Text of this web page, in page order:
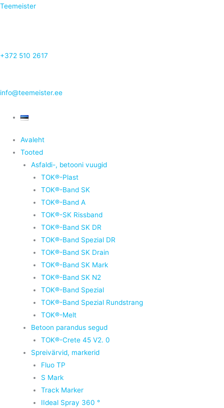
Teemeister
+372 510 2617
info@teemeister.ee
Avaleht
Tooted
Asfaldi-, betooni vuugid
TOK®-Plast
TOK®-Band SK
TOK®-Band A
TOK®-SK Rissband
TOK®-Band SK DR
TOK®-Band Spezial DR
TOK®-Band SK Drain
TOK®-Band SK Mark
TOK®-Band SK N2
TOK®-Band Spezial
TOK®-Band Spezial Rundstrang
TOK®-Melt
Betoon parandus segud
TOK®-Crete 45 V2. 0
Spreivärvid, markerid
Fluo TP
S Mark
Track Marker
IIdeal Spray 360 °